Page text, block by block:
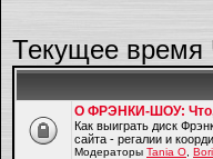
Текущее время
О ФРЭНКИ-ШОУ: Что,
Как выиграть диск
сайта - регалии и
Модераторы Tania O